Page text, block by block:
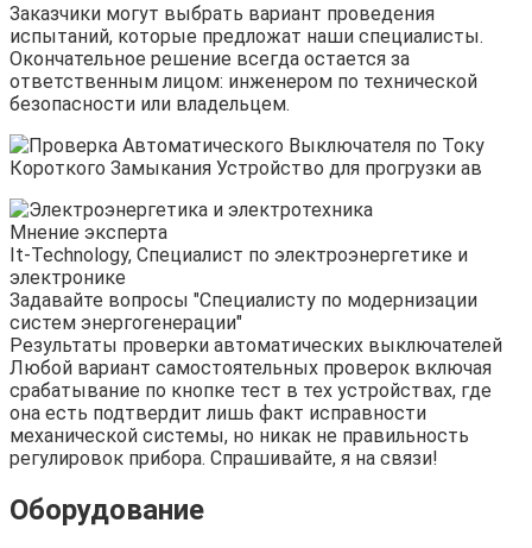
Заказчики могут выбрать вариант проведения
испытаний, которые предложат наши специалисты.
Окончательное решение всегда остается за
ответственным лицом: инженером по технической
безопасности или владельцем.
Мнение эксперта
It-Technology, Cпециалист по электроэнергетике и
электронике
Задавайте вопросы "Специалисту по модернизации
систем энергогенерации"
Результаты проверки автоматических выключателей
Любой вариант самостоятельных проверок включая
срабатывание по кнопке тест в тех устройствах, где
она есть подтвердит лишь факт исправности
механической системы, но никак не правильность
регулировок прибора. Спрашивайте, я на связи!
Оборудование